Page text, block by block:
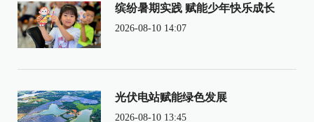
缤纷暑期实践 赋能少年快乐成长
2026-08-10 14:07
光伏电站赋能绿色发展
2026-08-10 13:45